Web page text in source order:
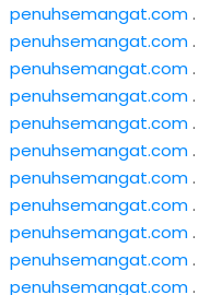
penuhsemangat.com.
penuhsemangat.com.
penuhsemangat.com.
penuhsemangat.com.
penuhsemangat.com.
penuhsemangat.com.
penuhsemangat.com.
penuhsemangat.com.
penuhsemangat.com.
penuhsemangat.com.
penuhsemangat.com.